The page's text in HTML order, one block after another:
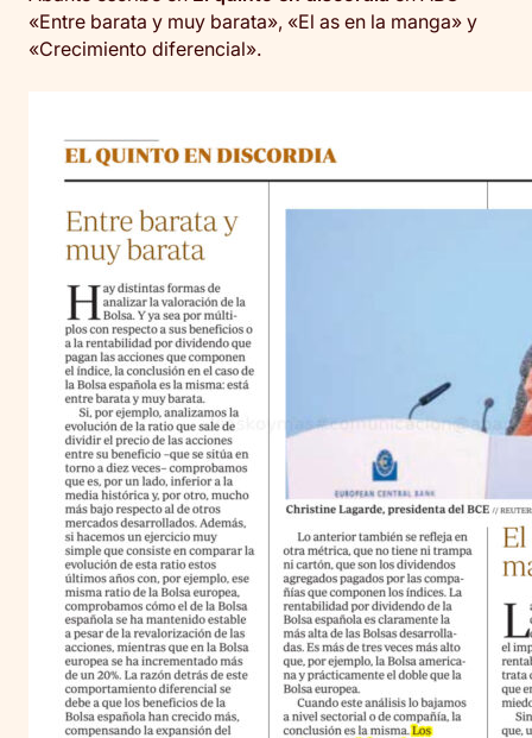
«Entre barata y muy barata», «El as en la manga» y
«Crecimiento diferencial».